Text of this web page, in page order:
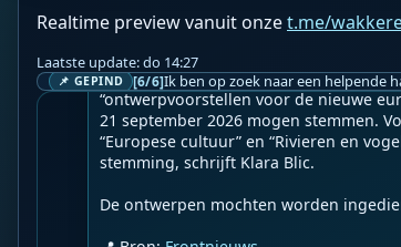
Realtime preview vanuit onzet.me/
Laatste update: do 14:27
📌 GEPIND [6/6]
Geupload door: De Wakkeren Chat
--
Op 23 juni 2026 presenteerde de
“ontwerpvoorstellen voor de nieuwe
21 september 2026 mogen stemmen.
“Europese cultuur” en “Rivieren en
stemming, schrijft Klara Blic.
De ontwerpen mochten worden